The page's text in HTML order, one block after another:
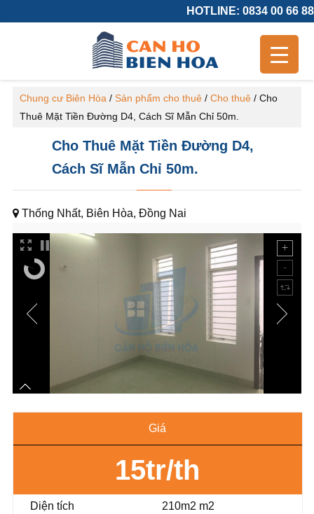
HOTLINE: 0834 00 66 88
Chung cư Biên Hòa / Sản phẩm cho thuê/ Cho thuê/ Cho
Thuê Mặt Tiền Đường D4, Cách Sĩ Mẫn Chỉ 50m.
Cho Thuê Mặt Tiền Đường D4,
Cách Sĩ Mẫn Chỉ 50m.
Thống Nhất, Biên Hòa, Đồng Nai
Giá
15tr/th
Diện tích 210m2 m2